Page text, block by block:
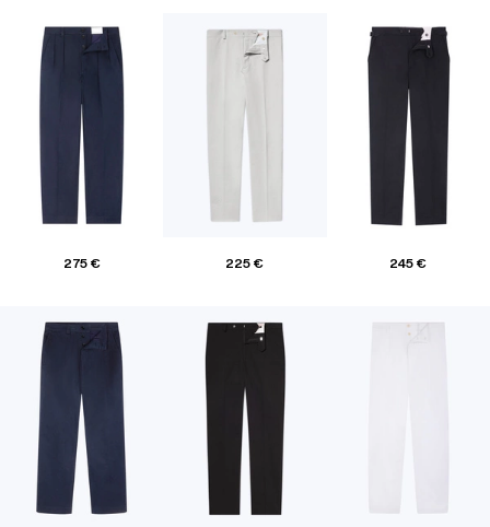
275 € 225 € 245 €